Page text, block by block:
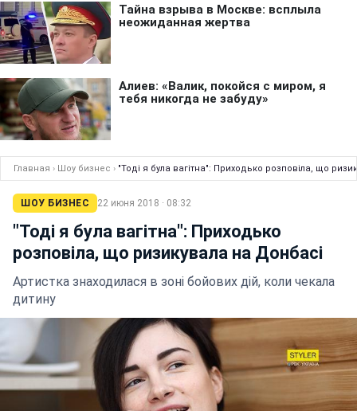
Главная › Шоу бизнес › "Тоді я була вагітна": Приходько розповіла, що
ШОУ БИЗНЕС 22 июня 2018 · 08:32
"Тоді я була вагітна": Приходько
розповіла, що ризикувала на Донбасі
Артистка знаходилася в зоні бойових дій, коли чекала
дитину